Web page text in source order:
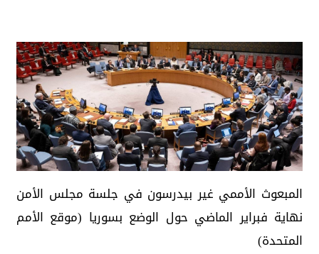
المبعوث الأممي غير بيدرسون في جلسة مجلس الأمن
نهاية فبراير الماضي حول الوضع بسوريا (موقع الأمم
المتحدة)